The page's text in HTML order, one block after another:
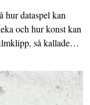
hur dataspel kan
och hur konst kan
så kallade…